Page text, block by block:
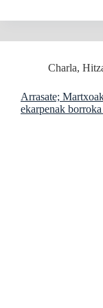
Charla,
Arrasate;
ekarpenak